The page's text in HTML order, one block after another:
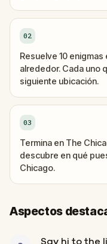
02
Resuelve 10
alrededor. Cada uno
siguiente ubicación.
03
Termina en The
descubre en qué
Chicago.
Aspectos
Say hi to the